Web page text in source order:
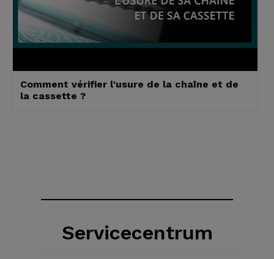
Comment vérifier l'usure de la chaîne et de
la cassette ?
Servicecentrum